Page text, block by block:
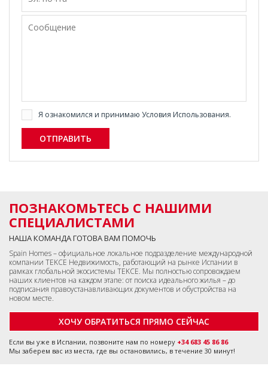
Я ознакомился и принимаю Условия Использования.
ОТПРАВИТЬ
ПОЗНАКОМЬТЕСЬ С НАШИМИ
СПЕЦИАЛИСТАМИ
НАША КОМАНДА ГОТОВА ВАМ ПОМОЧЬ
Spain Homes – официальное локальное подразделение международной
компании TEKCE Недвижимость, работающий на рынке Испании в
рамках глобальной экосистемы TEKCE. Мы полностью сопровождаем
наших клиентов на каждом этапе: от поиска идеального жилья – до
подписания правоустанавливающих документов и обустройства на
новом месте.
ХОЧУ ОБРАТИТЬСЯ ПРЯМО СЕЙЧАС
Если вы уже в Испании, позвоните нам по номеру +34 683 45 86 86
Мы заберем вас из места, где вы остановились, в течение 30 минут!